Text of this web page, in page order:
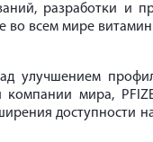
разработки и
во всем мире
улучшением
компании мира,
доступности